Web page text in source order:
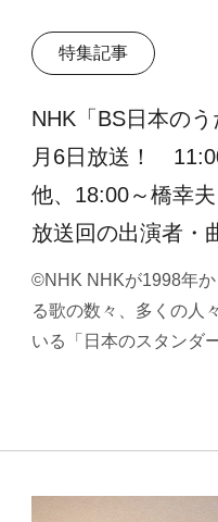
特集記事
NHK「BS日本の
月6日放送！
他、18:00～橋幸
放送回の出演者・
©NHK NHKが1998年
る歌の数々、多くの人
いる「日本のスタンダ